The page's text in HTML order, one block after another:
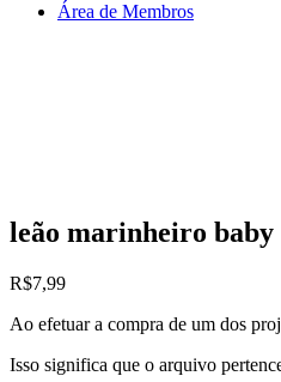
Área de Membros
leão marinheiro baby
R$7,99
Ao efetuar a compra de um dos
Isso significa que o arquivo